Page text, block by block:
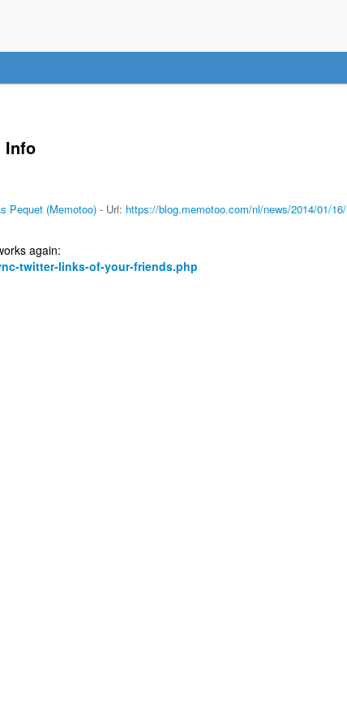
Info
Pequet (Memotoo)- Url: https://blog.memotoo.com/nl/news/2014/01/16/
again:
twitter-links-of-your-friends.php